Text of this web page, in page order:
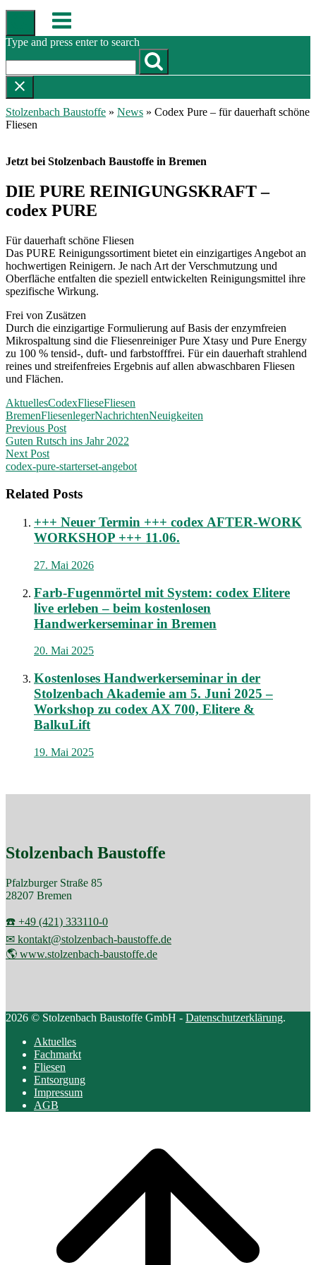
Skip
content
Menu
Type and press enter to search
Stolzenbach Baustoffe » News » Codex Pure – für dauerhaft schöne
Fliesen
Jetzt bei Stolzenbach Baustoffe in Bremen
DIE PURE REINIGUNGSKRAFT –
codex PURE
Für dauerhaft schöne Fliesen
Das PURE Reinigungssortiment bietet ein einzigartiges Angebot an
hochwertigen Reinigern. Je nach Art der Verschmutzung und
Oberfläche entfalten die speziell entwickelten Reinigungsmittel ihre
spezifische Wirkung.
Frei von Zusätzen
Durch die einzigartige Formulierung auf Basis der enzymfreien
Mikrospaltung sind die Fliesenreiniger Pure Xtasy und Pure Energy
zu 100 % tensid-, duft- und farbstofffrei. Für ein dauerhaft strahlend
reines und streifenfreies Ergebnis auf allen abwaschbaren Fliesen
und Flächen.
AktuellesCodexFlieseFliesen
BremenFliesenlegerNachrichtenNeuigkeiten
Post
navigation
Previous Post
Guten Rutsch ins Jahr 2022
Next Post
codex-pure-starterset-angebot
Related Posts
+++ Neuer Termin +++ codex AFTER-WORK
WORKSHOP +++ 11.06.
27. Mai 2026
Farb-Fugenmörtel mit System: codex Elitere
live erleben – beim kostenlosen
Handwerkerseminar in Bremen
20. Mai 2025
Kostenloses Handwerkerseminar in der
Stolzenbach Akademie am 5. Juni 2025 –
Workshop zu codex AX 700, Elitere &
BalkuLift
19. Mai 2025
Stolzenbach Baustoffe
Pfalzburger Straße 85
28207 Bremen
☎️ +49 (421) 333110-0
✉ kontakt@stolzenbach-baustoffe.de
🌎 www.stolzenbach-baustoffe.de
2026 © Stolzenbach Baustoffe GmbH - Datenschutzerklärung.
Aktuelles
Fachmarkt
Fliesen
Entsorgung
Impressum
AGB